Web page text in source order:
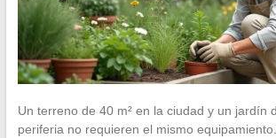
Un terreno de 40 m² en la ciudad y un jardín
periferia no requieren el mismo